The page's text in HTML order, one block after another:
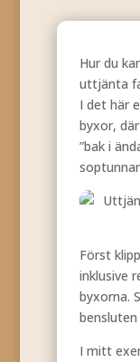
Hur du
uttjänta
I det här
byxor,
”bak i
Först
inklusive
byxorna.
I mitt